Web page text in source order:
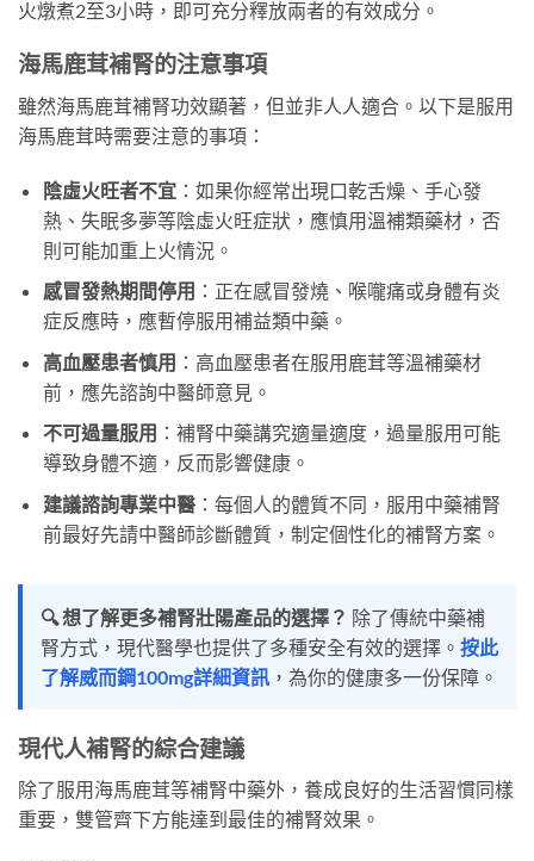
火燉煮2至3小時，即可充分釋放兩者的有效成分。
海馬鹿茸補腎的注意事項
雖然海馬鹿茸補腎功效顯著，但並非人人適合。以下是服用
海馬鹿茸時需要注意的事項：
陰虛火旺者不宜：如果你經常出現口乾舌燥、手心發
熱、失眠多夢等陰虛火旺症狀，應慎用溫補類藥材，否
則可能加重上火情況。
感冒發熱期間停用 ：正在感冒發燒、喉嚨痛或身體有炎
症反應時，應暫停服用補益類中藥。
高血壓患者慎用 ：高血壓患者在服用鹿茸等溫補藥材
前，應先諮詢中醫師意見。
不可過量服用 ：補腎中藥講究適量適度，過量服用可能
導致身體不適，反而影響健康。
建議諮詢專業中醫：每個人的體質不同，服用中藥補腎
前最好先請中醫師診斷體質，制定個性化的補腎方案。
🔍 想了解更多補腎壯陽產品的選擇？ 除了傳統中藥補
腎方式，現代醫學也提供了多種安全有效的選擇。 按此
了解威而鋼100mg詳細資訊 ，為你的健康多一份保障。
現代人補腎的綜合建議
除了服用海馬鹿茸等補腎中藥外，養成良好的生活習慣同樣
重要，雙管齊下方能達到最佳的補腎效果。